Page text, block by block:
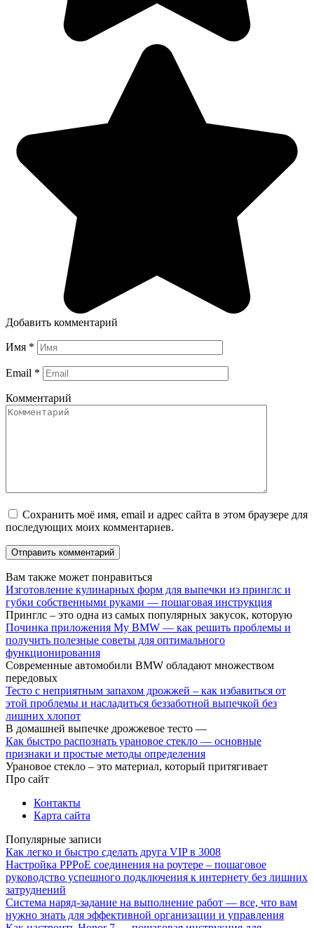
Добавить комментарий
Имя *
Email *
Комментарий
Сохранить моё имя, email и адрес сайта в этом браузере для
последующих моих комментариев.
Вам также может понравиться
Изготовление кулинарных форм для выпечки из принглс и
губки собственными руками — пошаговая инструкция
Принглс – это одна из самых популярных закусок, которую
Починка приложения My BMW — как решить проблемы и
получить полезные советы для оптимального
функционирования
Современные автомобили BMW обладают множеством
передовых
Тесто с неприятным запахом дрожжей – как избавиться от
этой проблемы и насладиться беззаботной выпечкой без
лишних хлопот
В домашней выпечке дрожжевое тесто —
Как быстро распознать урановое стекло — основные
признаки и простые методы определения
Урановое стекло – это материал, который притягивает
Про сайт
Контакты
Карта сайта
Популярные записи
Как легко и быстро сделать друга VIP в 3008
Настройка PPPoE соединения на роутере – пошаговое
руководство успешного подключения к интернету без лишних
затруднений
Система наряд-задание на выполнение работ — все, что вам
нужно знать для эффективной организации и управления